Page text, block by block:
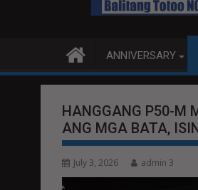
ANNIVERSARY
HANGGANG P50-M
ANG MGA BATA,
July 3, 2026 admin 3